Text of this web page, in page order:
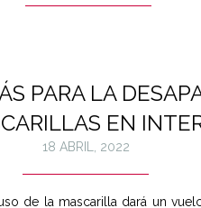
PARA LA
EN
18 ABRIL, 2022
de la mascarilla dará un